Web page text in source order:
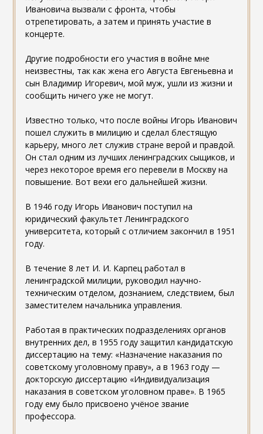
Ивановича вызвали с фронта, чтобы
отрепетировать, а затем и принять участие в
концерте.
Другие подробности его участия в войне мне
неизвестны, так как жена его Августа Евгеньевна и
сын Владимир Игоревич, мой муж, ушли из жизни и
сообщить ничего уже не могут.
Известно только, что после войны Игорь Иванович
пошел служить в милицию и сделал блестящую
карьеру, много лет служив стране верой и правдой.
Он стал одним из лучших ленинградских сыщиков, и
через некоторое время его перевели в Москву на
повышение. Вот вехи его дальнейшей жизни.
В 1946 году Игорь Иванович поступил на
юридический факультет Ленинградского
университета, который с отличием закончил в 1951
году.
В течение 8 лет И. И. Карпец работал в
ленинградской милиции, руководил научно-
техническим отделом, дознанием, следствием, был
заместителем начальника управления.
Работая в практических подразделениях органов
внутренних дел, в 1955 году защитил кандидатскую
диссертацию на тему: «Назначение наказания по
советскому уголовному праву», а в 1963 году —
докторскую диссертацию «Индивидуализация
наказания в советском уголовном праве». В 1965
году ему было присвоено учёное звание
профессора.